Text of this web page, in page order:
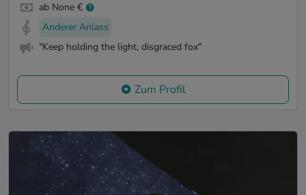
ab None €
Anderer Anlass
"Keep holding the light, disgraced fox"
Zum Profil